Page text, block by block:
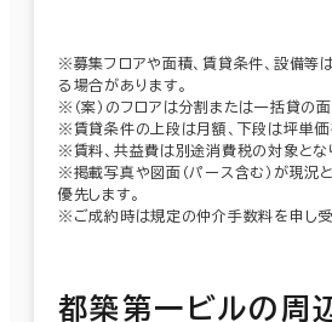
※募集フロアや面積、賃貸条件、設備等
る場合があります。
※（案）のフロアは分割または一括貸の面
※賃貸条件の上段は月額、下段は坪単価
※賃料、共益費は別途消費税の対象とな
※掲載写真や図面（パース含む）が現況
優先します。
※ご成約時は規定の仲介手数料を申し受
都築第一ビルの周